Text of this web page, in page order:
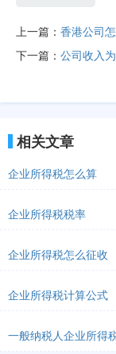
上一篇： 香港公司
下一篇： 公司收入
相关文章
企业所得税怎么算
企业所得税税率
企业所得税怎么征收
企业所得税计算公式
一般纳税人企业所得